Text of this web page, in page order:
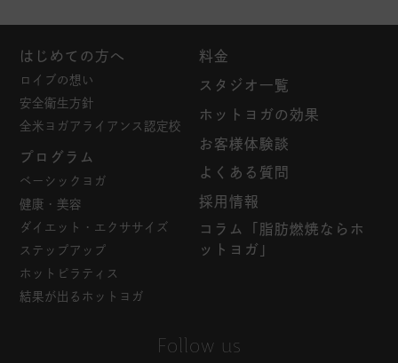
Follow us
はじめての方へ
ロイブの想い
安全衛生方針
全米ヨガアライアンス認定校
プログラム
ベーシックヨガ
健康・美容
ダイエット・エクササイズ
ステップアップ
ホットピラティス
結果が出るホットヨガ
料金
スタジオ一覧
ホットヨガの効果
お客様体験談
よくある質問
採用情報
コラム「脂肪燃焼ならホ
ットヨガ」